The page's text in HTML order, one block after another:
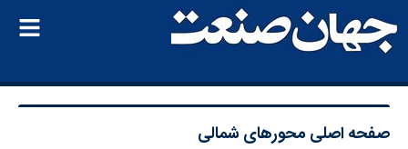
صفحه اصلی محورهای شمالی